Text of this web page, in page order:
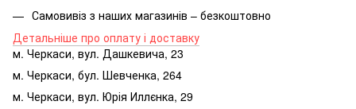
Самовивіз з наших магазинів – безкоштовно
Детальніше про оплату і доставку
м. Черкаси, вул. Дашкевича, 23
м. Черкаси, бул. Шевченка, 264
м. Черкаси, вул. Юрія Иллєнка, 29